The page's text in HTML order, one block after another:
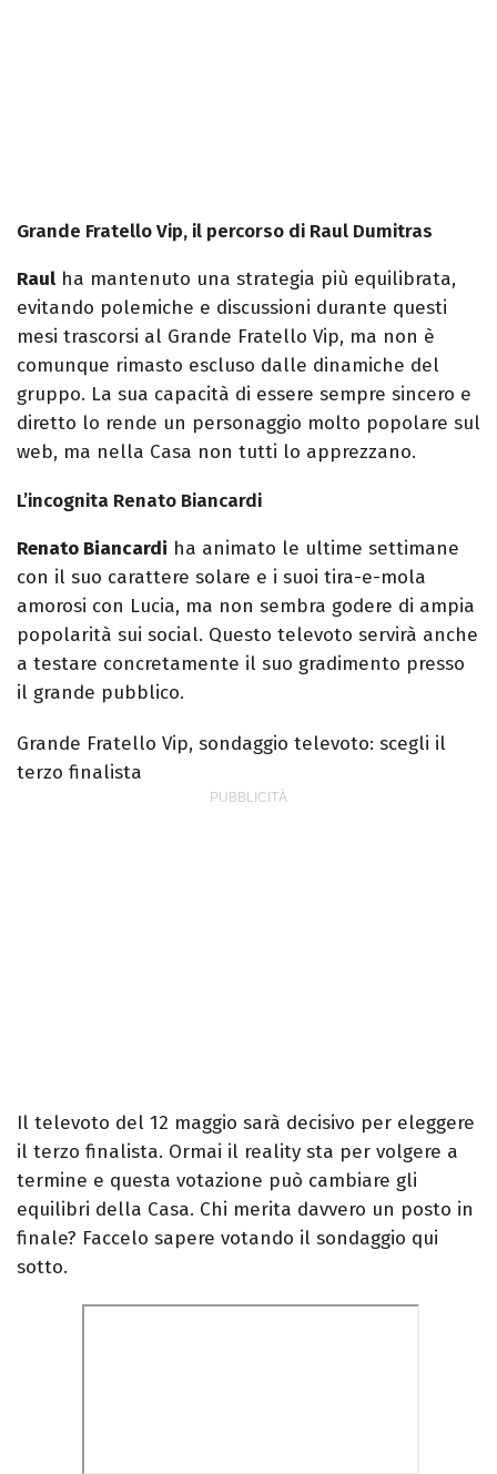
Grande Fratello Vip, il percorso di Raul Dumitras
Raul ha mantenuto una strategia più equilibrata,
evitando polemiche e discussioni durante questi
mesi trascorsi al Grande Fratello Vip, ma non è
comunque rimasto escluso dalle dinamiche del
gruppo. La sua capacità di essere sempre sincero e
diretto lo rende un personaggio molto popolare sul
web, ma nella Casa non tutti lo apprezzano.
L’incognita Renato Biancardi
Renato Biancardi ha animato le ultime settimane
con il suo carattere solare e i suoi tira-e-mola
amorosi con Lucia, ma non sembra godere di ampia
popolarità sui social. Questo televoto servirà anche
a testare concretamente il suo gradimento presso
il grande pubblico.
Grande Fratello Vip, sondaggio televoto: scegli il
terzo finalista
Il televoto del 12 maggio sarà decisivo per eleggere
il terzo finalista. Ormai il reality sta per volgere a
termine e questa votazione può cambiare gli
equilibri della Casa. Chi merita davvero un posto in
finale? Faccelo sapere votando il sondaggio qui
sotto.